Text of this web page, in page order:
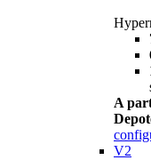
A
V2